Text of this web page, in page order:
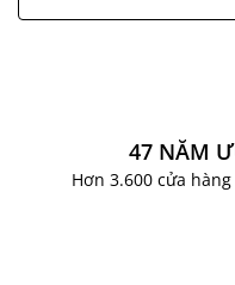
47 NĂM
Hơn 3.600 cửa